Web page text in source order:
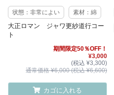
状態：非常によい 素材：綿
大正ロマン ジャワ更紗道行コー
ト
期間限定50％OFF！
¥3,000
(税込 ¥3,300)
通常価格 ¥6,000 (税込 ¥6,600)
カゴに入れる